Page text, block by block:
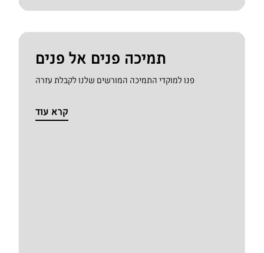
תמיכה פנים אל פנים
פנו למוקדי התמיכה המורשים שלנו לקבלת עזרה
קרא עוד